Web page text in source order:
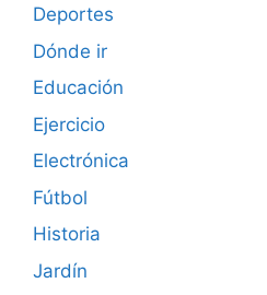
Deportes
Dónde ir
Educación
Ejercicio
Electrónica
Fútbol
Historia
Jardín